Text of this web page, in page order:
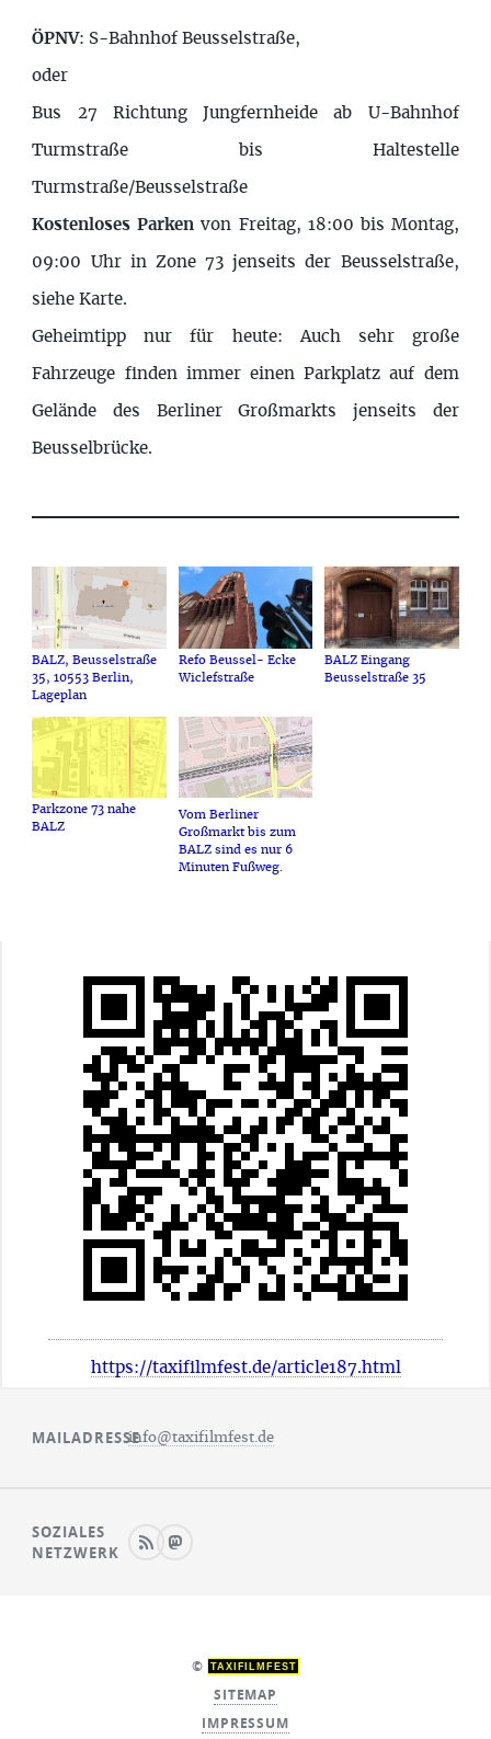
ÖPNV: S-Bahnhof Beusselstraße,
oder
Bus 27 Richtung Jungfernheide ab U-Bahnhof
Turmstraße bis Haltestelle
Turmstraße/Beusselstraße
Kostenloses Parken von Freitag, 18:00 bis Montag,
09:00 Uhr in Zone 73 jenseits der Beusselstraße,
siehe Karte.
Geheimtipp nur für heute: Auch sehr große
Fahrzeuge finden immer einen Parkplatz auf dem
Gelände des Berliner Großmarkts jenseits der
Beusselbrücke.
BALZ, Beusselstraße
35, 10553 Berlin,
Lageplan
Refo Beussel- Ecke
Wiclefstraße
BALZ Eingang
Beusselstraße 35
Parkzone 73 nahe
BALZ
Vom Berliner
Großmarkt bis zum
BALZ sind es nur 6
Minuten Fußweg.
https://taxifilmfest.de/article187.html
MAILADRESSEinfo@taxifilmfest.de
SOZIALES
NETZWERK
© TAXIFILMFEST
SITEMAP
IMPRESSUM